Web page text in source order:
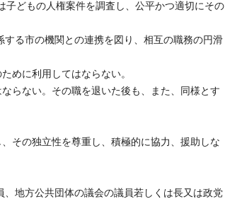
どもの人権案件を調査し、公平かつ適切にその
る市の機関との連携を図り、相互の職務の円滑
めに利用してはならない。
らない。その職を退いた後も、また、同様とす
その独立性を尊重し、積極的に協力、援助しな
地方公共団体の議会の議員若しくは長又は政党